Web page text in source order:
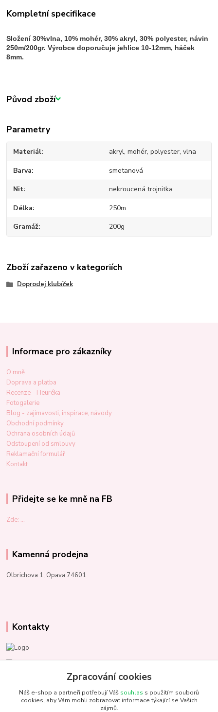
Kompletní specifikace
Složení 30%vlna, 10% mohér, 30% akryl, 30% polyester, návin
250m/200gr. Výrobce doporučuje jehlice 10-12mm, háček
8mm.
Původ zboží
Parametry
Materiál akryl, mohér, polyester, vlna
Barva smetanová
Nit nekroucená trojnitka
Délka 250m
Gramáž 200g
Zboží zařazeno v kategoriích
Doprodej klubíček
Informace pro zákazníky
O mně
Doprava a platba
Recenze - Heuréka
Fotogalerie
Blog - zajímavosti, inspirace, návody
Obchodní podmínky
Ochrana osobních údajů
Odstoupení od smlouvy
Reklamační formulář
Kontakt
Přidejte se ke mně na FB
Zde: ...
Kamenná prodejna
Olbrichova 1, Opava 74601
Kontakty
Marcela Kupková
+420 731 153 484
info@unezbednychklubicek.cz
Zpracování cookies
Náš e-shop a partneři potřebují Váš souhlas s použitím souborů
cookies, aby Vám mohli zobrazovat informace týkající se Vašich
zájmů.